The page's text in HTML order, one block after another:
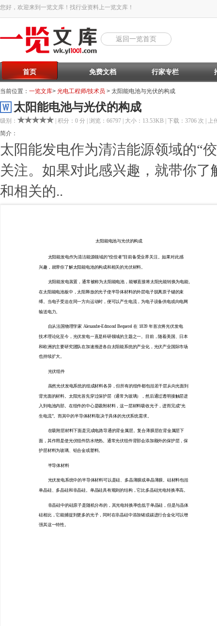
您好，欢迎来到一览文库！找行业资料上一览文库！
返回一览首页
首页 免费文档 行家专栏
当前位置： 一览文库> 光电工程师/技术员 > 太阳能电池与光伏的构成
太阳能电池与光伏的构成
级别：
| 积分：0 分 | 浏览：66797 | 大小：13.53KB | 下载：3706 次 | 上
简介：
太阳能发电作为清洁能源领域的“
关注。如果对此感兴趣，就带你了
和相关的..